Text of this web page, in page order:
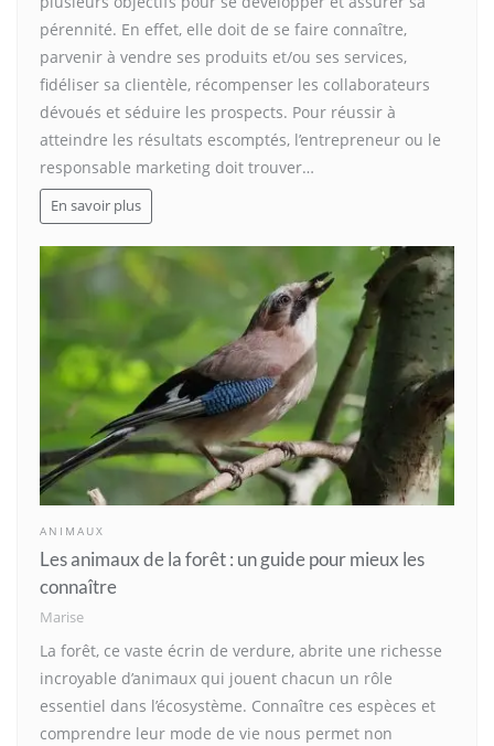
pérennité. En effet, elle doit de se faire connaître,
parvenir à vendre ses produits et/ou ses services,
fidéliser sa clientèle, récompenser les collaborateurs
dévoués et séduire les prospects. Pour réussir à
atteindre les résultats escomptés, l’entrepreneur ou le
responsable marketing doit trouver…
En savoir plus
ANIMAUX
Les animaux de la forêt : un guide pour mieux les
connaître
Marise
La forêt, ce vaste écrin de verdure, abrite une richesse
incroyable d’animaux qui jouent chacun un rôle
essentiel dans l’écosystème. Connaître ces espèces et
comprendre leur mode de vie nous permet non